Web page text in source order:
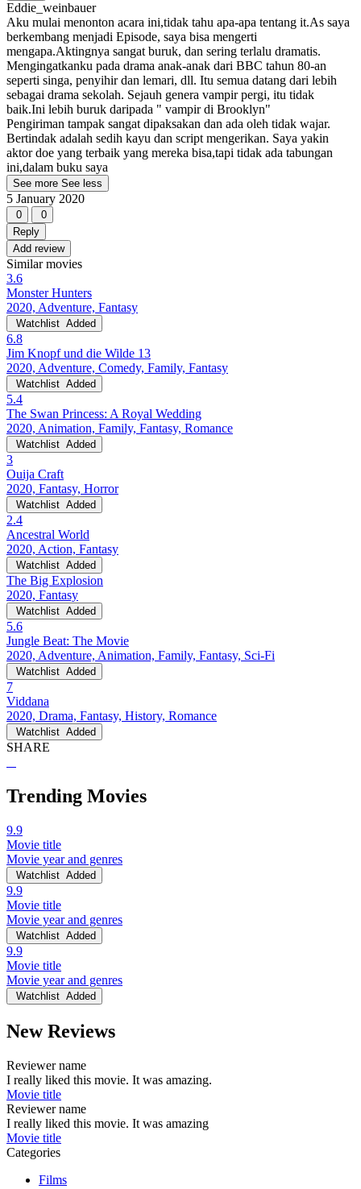
Eddie_weinbauer
Aku mulai menonton acara ini,tidak tahu apa-apa tentang it.As saya
berkembang menjadi Episode, saya bisa mengerti
mengapa.Aktingnya sangat buruk, dan sering terlalu dramatis.
Mengingatkanku pada drama anak-anak dari BBC tahun 80-an
seperti singa, penyihir dan lemari, dll. Itu semua datang dari lebih
sebagai drama sekolah. Sejauh genera vampir pergi, itu tidak
baik.Ini lebih buruk daripada " vampir di Brooklyn"
Pengiriman tampak sangat dipaksakan dan ada oleh tidak wajar.
Bertindak adalah sedih kayu dan script mengerikan. Saya yakin
aktor doe yang terbaik yang mereka bisa,tapi tidak ada tabungan
ini,dalam buku saya
See more See less
5 January 2020
0
0
Reply
Add review
Similar movies
3.6
Monster Hunters
2020, Adventure, Fantasy
Watchlist Added
6.8
Jim Knopf und die Wilde 13
2020, Adventure, Comedy, Family, Fantasy
Watchlist Added
5.4
The Swan Princess: A Royal Wedding
2020, Animation, Family, Fantasy, Romance
Watchlist Added
3
Ouija Craft
2020, Fantasy, Horror
Watchlist Added
2.4
Ancestral World
2020, Action, Fantasy
Watchlist Added
The Big Explosion
2020, Fantasy
Watchlist Added
5.6
Jungle Beat: The Movie
2020, Adventure, Animation, Family, Fantasy, Sci-Fi
Watchlist Added
7
Viddana
2020, Drama, Fantasy, History, Romance
Watchlist Added
SHARE
Trending Movies
9.9
Movie title
Movie year and genres
Watchlist Added
9.9
Movie title
Movie year and genres
Watchlist Added
9.9
Movie title
Movie year and genres
Watchlist Added
New Reviews
Reviewer name
I really liked this movie. It was amazing.
Movie title
Reviewer name
I really liked this movie. It was amazing
Movie title
Categories
Films